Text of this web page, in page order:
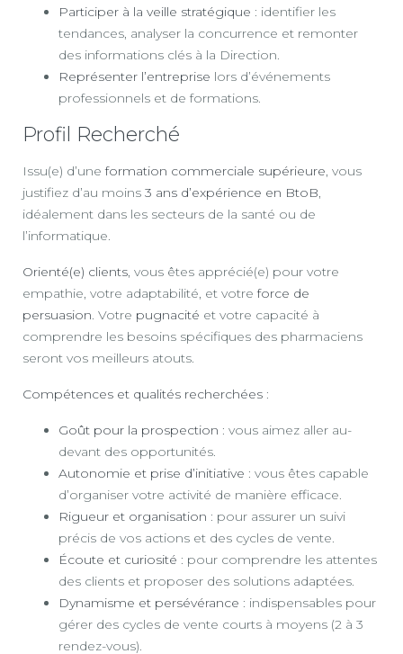
Participer à la veille stratégique : identifier les
tendances, analyser la concurrence et remonter
des informations clés à la Direction.
Représenter l’entreprise lors d’événements
professionnels et de formations.
Profil Recherché
Issu(e) d’uneformation commerciale supérieure, vous
justifiez d’au moins 3 ans d’expérience en BtoB,
idéalement dans les secteurs de la santé ou de
l’informatique.
Orienté(e) clients, vous êtes apprécié(e) pour votre
empathie, votre adaptabilité, et votreforce de
persuasion. Votre pugnacité et votre capacité à
comprendre les besoins spécifiques des pharmaciens
seront vos meilleurs atouts.
Compétences et qualités recherchées :
Goût pour la prospection : vous aimez aller au-
devant des opportunités.
Autonomie et prise d’initiative : vous êtes capable
d’organiser votre activité de manière efficace.
Rigueur et organisation : pour assurer un suivi
précis de vos actions et des cycles de vente.
Écoute et curiosité : pour comprendre les attentes
des clients et proposer des solutions adaptées.
Dynamisme et persévérance : indispensables pour
gérer des cycles de vente courts à moyens (2 à 3
rendez-vous).